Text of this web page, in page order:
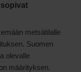
metsätilalle
Suomen
olevalle
määrityksen.